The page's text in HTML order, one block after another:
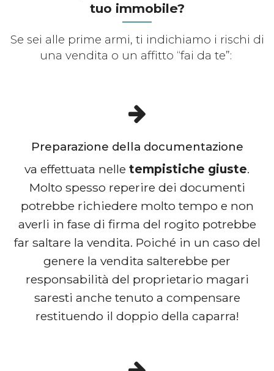
tuo immobile?
Se sei alle prime armi, ti indichiamo i rischi di
una vendita o un affitto “fai da te”:
Preparazione della documentazione
va effettuata nelle tempistiche giuste.
Molto spesso reperire dei documenti
potrebbe richiedere molto tempo e non
averli in fase di firma del rogito potrebbe
far saltare la vendita. Poiché in un caso del
genere la vendita salterebbe per
responsabilità del proprietario magari
saresti anche tenuto a compensare
restituendo il doppio della caparra!